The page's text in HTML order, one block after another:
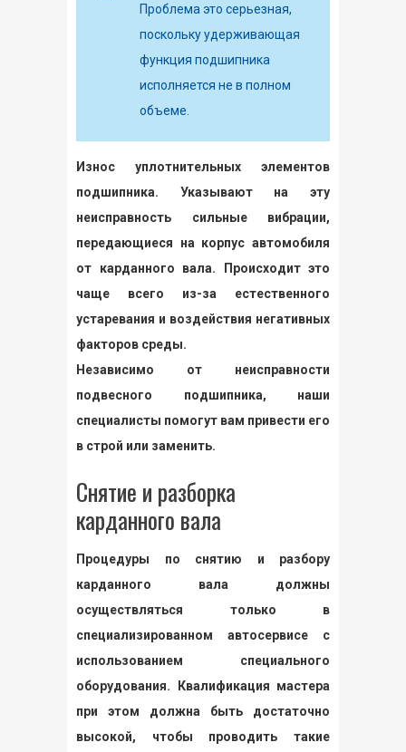
Проблема это серьезная,
поскольку удерживающая
функция подшипника
исполняется не в полном
объеме.
Износ уплотнительных элементов
подшипника. Указывают на эту
неисправность сильные вибрации,
передающиеся на корпус автомобиля
от карданного вала. Происходит это
чаще всего из-за естественного
устаревания и воздействия негативных
факторов среды.
Независимо от неисправности
подвесного подшипника, наши
специалисты помогут вам привести его
в строй или заменить.
Снятие и разборка
карданного вала
Процедуры по снятию и разбору
карданного вала должны
осуществляться только в
специализированном автосервисе с
использованием специального
оборудования. Квалификация мастера
при этом должна быть достаточно
высокой, чтобы проводить такие